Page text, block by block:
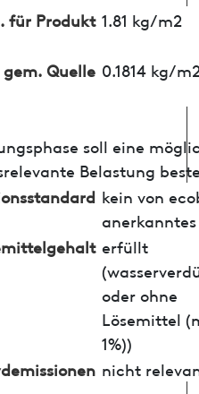
für Produkt 1.81 kg/m2
Quelle 0.1814 kg/
soll eine
Belastung
kein von
erfüllt
oder ohne
Lösemittel
1%))
nicht